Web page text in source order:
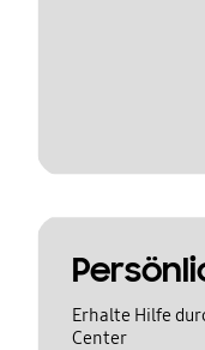
Erhalte Hilfe
Center